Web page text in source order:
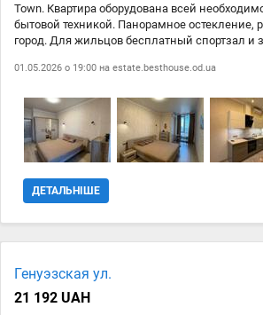
Town. Квартира оборудована всей
бытовой техникой. Панорамное остекление,
город. Для жильцов бесплатный спортзал и
01.05.2026 о 19:00 на estate.besthouse.od.ua
ДЕТАЛЬНІШЕ
Генуэзская ул.
21 192 UAH